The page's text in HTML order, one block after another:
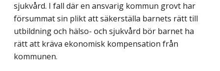
sjukvård. I fall där en ansvarig kommun grovt har
försummat sin plikt att säkerställa barnets rätt till
utbildning och hälso- och sjukvård bör barnet ha
rätt att kräva ekonomisk kompensation från
kommunen.